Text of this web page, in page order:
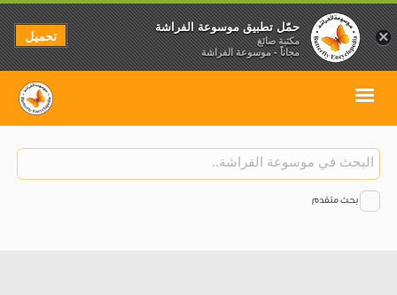
بحث متقدم
×
حمّل تطبيق موسوعة الفراشة
مكتبة صائغ
مجاناً - موسوعة الفراشة
تحميل